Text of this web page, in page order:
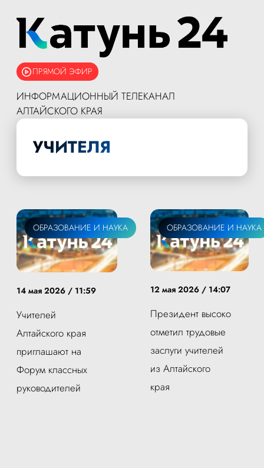
ПРЯМОЙ ЭФИР
ИНФОРМАЦИОННЫЙ ТЕЛЕКАНАЛ
АЛТАЙСКОГО КРАЯ
УЧИТЕЛЯ
ОБРАЗОВАНИЕ И НАУКА
14 мая 2026 / 11:59
Учителей
Алтайского края
приглашают на
Форум классных
руководителей
ОБРАЗОВАНИЕ И НАУКА
12 мая 2026 / 14:07
Президент высоко
отметил трудовые
заслуги учителей
из Алтайского
края